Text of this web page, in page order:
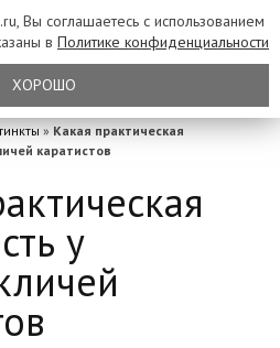
» Какая практическая
каратистов
у
Вы соглашаетесь с использованием
в Политике конфиденциальности
ХОРОШО